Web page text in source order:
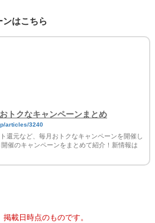
ンはこちら
トクなキャンペーンまとめ
articles/3240
還元など、毎月おトクなキャンペーンを開催し
催のキャンペーンをまとめて紹介！新情報は
載日時点のものです。